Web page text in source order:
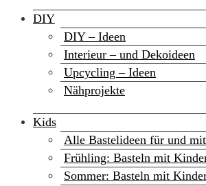
DIY
DIY – Ideen
Interieur – und Dekoideen
Upcycling – Ideen
Nähprojekte
Kids
Alle Bastelideen für und
Frühling: Basteln mit
Sommer: Basteln mit